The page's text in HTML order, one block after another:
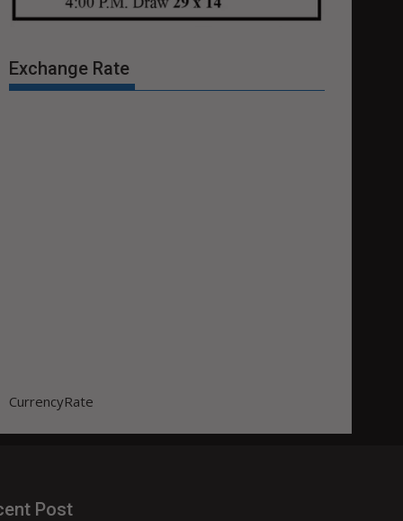
Exchange Rate
CurrencyRate
Post